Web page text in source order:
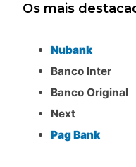
Os mais
Nubank
Banco Inter
Banco Original
Next
Pag Bank